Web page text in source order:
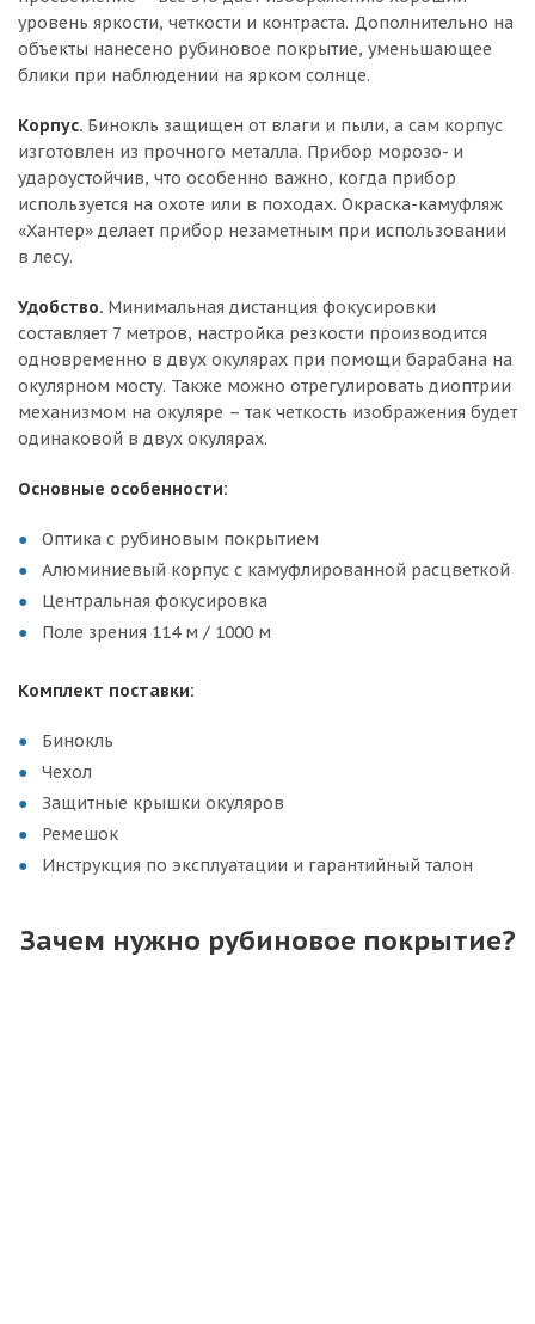
уровень яркости, четкости и контраста. Дополнительно на
объекты нанесено рубиновое покрытие, уменьшающее
блики при наблюдении на ярком солнце.
Корпус. Бинокль защищен от влаги и пыли, а сам корпус
изготовлен из прочного металла. Прибор морозо- и
удароустойчив, что особенно важно, когда прибор
используется на охоте или в походах. Окраска-камуфляж
«Хантер» делает прибор незаметным при использовании
в лесу.
Удобство. Минимальная дистанция фокусировки
составляет 7 метров, настройка резкости производится
одновременно в двух окулярах при помощи барабана на
окулярном мосту. Также можно отрегулировать диоптрии
механизмом на окуляре – так четкость изображения будет
одинаковой в двух окулярах.
Основные особенности:
Оптика с рубиновым покрытием
Алюминиевый корпус с камуфлированной расцветкой
Центральная фокусировка
Поле зрения 114 м / 1000 м
Комплект поставки:
Бинокль
Чехол
Защитные крышки окуляров
Ремешок
Инструкция по эксплуатации и гарантийный талон
Зачем нужно рубиновое покрытие?